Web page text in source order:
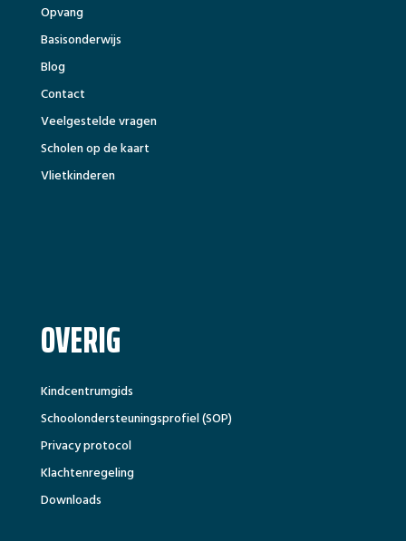
Opvang
Basisonderwijs
Blog
Contact
Veelgestelde vragen
Scholen op de kaart
Vlietkinderen
OVERIG
Kindcentrumgids
Schoolondersteuningsprofiel (SOP)
Privacy protocol
Klachtenregeling
Downloads